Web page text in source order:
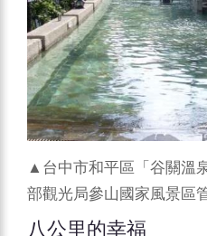
▲台中市和平區「谷關溫
部觀光局參山國家風景區
八公里的幸福